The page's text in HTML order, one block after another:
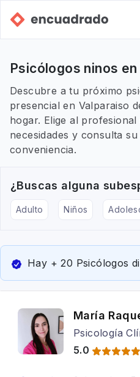
Psicólogos ninos
Descubre a tu próximo
presencial en Valparaiso
hogar. Elige al
necesidades y consulta
conveniencia.
¿Buscas alguna
Adulto Niños
Hay + 20 Psicólogos
María
Psicología
5.0